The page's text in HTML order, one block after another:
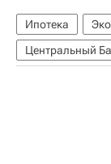
Ипотека
Центральный